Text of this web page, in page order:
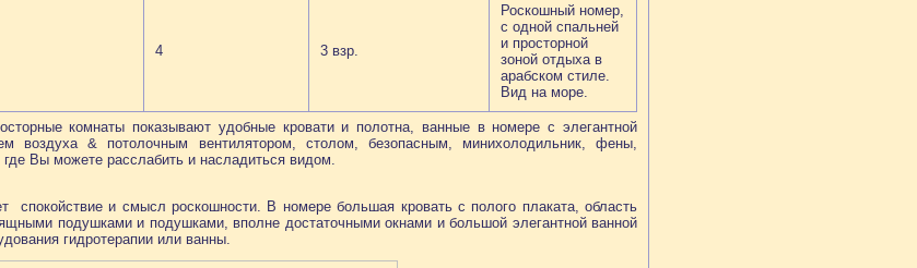
4 3 взр.
Роскошный номер,
с одной спальней
и просторной
зоной отдыха в
арабском стиле.
Вид на море.
комнаты показывают удобные кровати и полотна, ванные в номере с элегантной
воздуха & потолочным вентилятором, столом, безопасным, минихолодильник, фены,
Вы можете расслабить и насладиться видом.
спокойствие и смысл роскошности. В номере большая кровать с полого плаката, область
подушками и подушками, вполне достаточными окнами и большой элегантной ванной
гидротерапии или ванны.